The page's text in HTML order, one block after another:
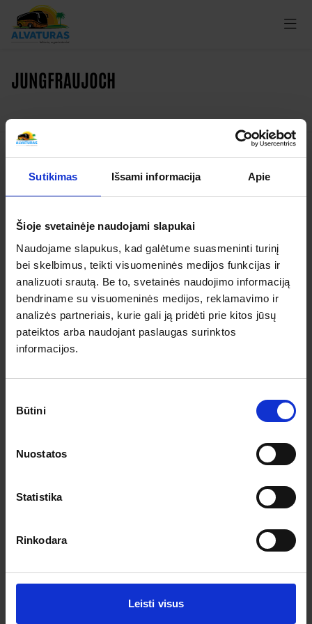
Sutikimas Išsami informacija Apie
Šioje svetainėje naudojami slapukai
Naudojame slapukus, kad galėtume suasmeninti turinį
bei skelbimus, teikti visuomeninės medijos funkcijas ir
analizuoti srautą. Be to, svetainės naudojimo informaciją
bendriname su visuomeninės medijos, reklamavimo ir
analizės partneriais, kurie gali ją pridėti prie kitos jūsų
pateiktos arba naudojant paslaugas surinktos
informacijos.
pasirinkimas
Būtini
Nuostatos
Statistika
Rinkodara
Leisti visus
JUNGFRAUJOCH
Kelionės
Apie organizatorių
Apie mus
Kontaktai
Pagalba ir informacija
Išvykimo laikai
Dovanų kuponai
Kelionės sutartis
Pinigų grąžinimas
Užsisakykite prenumeratą ir gaukite geriausius pasiūlymus.